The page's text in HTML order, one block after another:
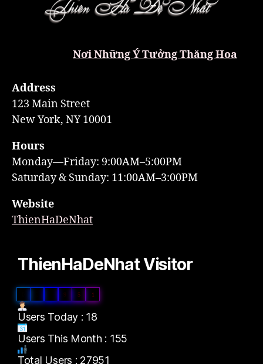
Nơi Những Ý Tưởng Thăng Hoa
Address
123 Main Street
New York, NY 10001
Hours
Monday—Friday: 9:00AM–5:00PM
Saturday & Sunday: 11:00AM–3:00PM
Website
ThienHaDeNhat
ThienHaDeNhat Visitor
5 1
Users Today : 18
Users This Month : 155
Total Users : 27951